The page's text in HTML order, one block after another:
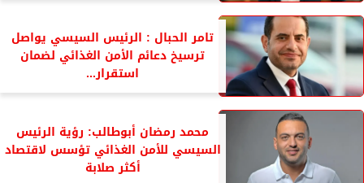
تامر الحبال : الرئيس السيسي يواصل
ترسيخ دعائم الأمن الغذائي لضمان
استقرار...
محمد رمضان أبوطالب: رؤية الرئيس
السيسي للأمن الغذائي تؤسس لاقتصاد
أكثر صلابة